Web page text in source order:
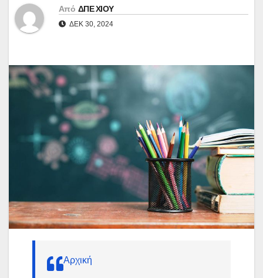
Από ΔΠΕ ΧΙΟΥ
ΔΕΚ 30, 2024
Αρχική